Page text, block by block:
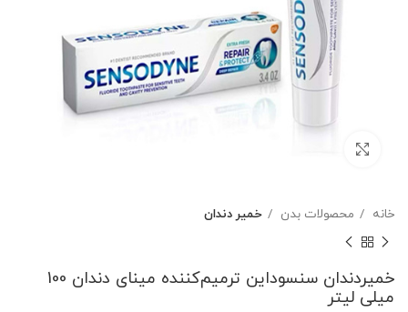
خانه محصولات بدن خمیر دندان
خمیردندان سنسوداین ترمیم‌کننده مینای دندان 100
میلی لیتر